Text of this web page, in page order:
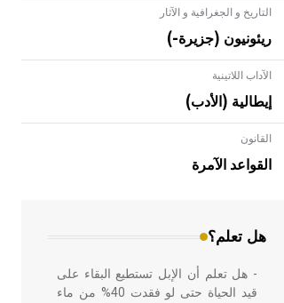
التاريخ و الجغرافية و الآثار
ريئونيون (جزيرة-)
الآداب اللاتينية
إيطالية (الأدب)
القانون
القواعد الآمرة
هل تعلم؟
- هل تعلم أن الأبلق نوع من الفنون
الهندسية التي ارتبطت بالعمارة الإسلامية
في بلاد الشام ومصر خاصة، حيث يحرص
- هل تعلم أن الإبل تستطيع البقاء على
قيد الحياة حتى لو فقدت 40% من ماء